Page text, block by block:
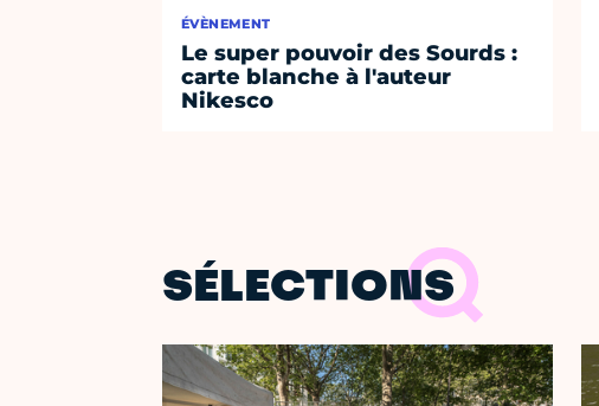
ÉVÈNEMENT
Le super pouvoir des Sourds :
carte blanche à l'auteur
Nikesco
SÉLECTIONS